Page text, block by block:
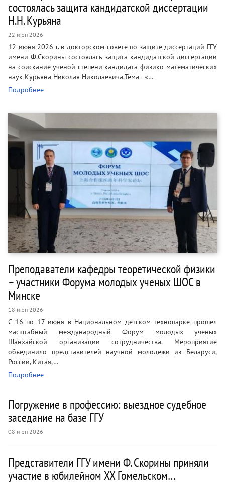
состоялась защита кандидатской диссертации
Н.Н. Курьяна
22 июн 2026
12 июня 2026 г. в докторском совете по защите диссертаций ГГУ
имени Ф.Скорины состоялась защита кандидатской диссертации
на соискание ученой степени кандидата физико-математических
наук Курьяна Николая Николаевича.Тема - «…
Подробнее
Преподаватели кафедры теоретической физики
– участники Форума молодых ученых ШОС в
Минске
18 июн 2026
С 16 по 17 июня в Национальном детском технопарке прошел
масштабный международный Форум молодых ученых
Шанхайской организации сотрудничества. Мероприятие
объединило представителей научной молодежи из Беларуси,
России, Китая,…
Подробнее
Погружение в профессию: выездное судебное
заседание на базе ГГУ
08 июн 2026
Представители ГГУ имени Ф. Скорины приняли
участие в юбилейном XX Гомельском…